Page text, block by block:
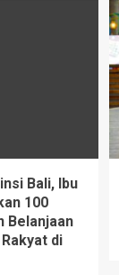
Bali, Ibu
100
Belanjaan
di